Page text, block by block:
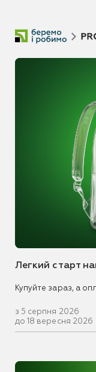
Легкий старт
Купуйте зараз, а
з 5 серпня 2026
до 18 вересня 2026